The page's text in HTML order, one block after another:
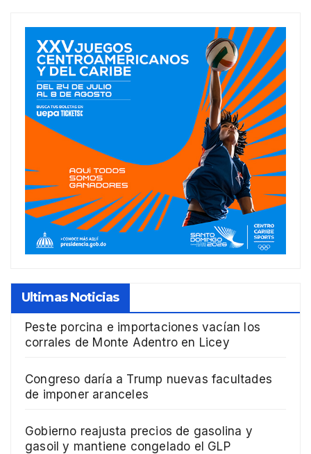
Ultimas Noticias
Peste porcina e importaciones vacían los
corrales de Monte Adentro en Licey
Congreso daría a Trump nuevas facultades
de imponer aranceles
Gobierno reajusta precios de gasolina y
gasoil y mantiene congelado el GLP